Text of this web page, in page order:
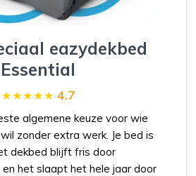
eazydekbed
Essential
4.7
algemene keuze voor wie
zonder extra werk. Je bed is
dekbed blijft fris door
het slaapt het hele jaar door